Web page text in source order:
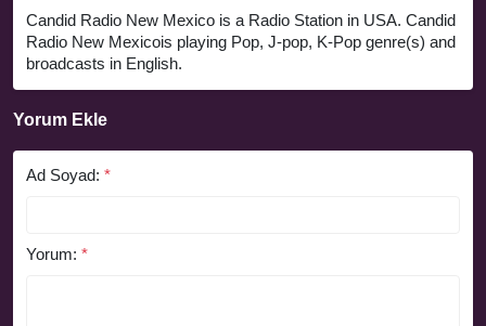
Candid Radio New Mexico is a Radio Station in USA. Candid
Radio New Mexicois playing Pop, J-pop, K-Pop genre(s) and
broadcasts in English.
Yorum Ekle
Ad Soyad: *
Yorum: *